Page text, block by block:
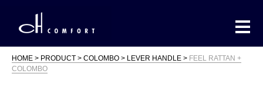
HOME PRODUCT COLOMBO LEVER HANDLE
FEEL RATTAN +
COLOMBO